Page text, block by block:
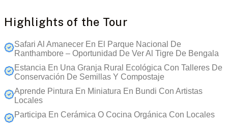
Highlights of the Tour
Safari Al Amanecer En El Parque Nacional De
Ranthambore – Oportunidad De Ver Al Tigre De Bengala
Estancia En Una Granja Rural Ecológica Con Talleres De
Conservación De Semillas Y Compostaje
Aprende Pintura En Miniatura En Bundi Con Artistas
Locales
Participa En Cerámica O Cocina Orgánica Con Locales